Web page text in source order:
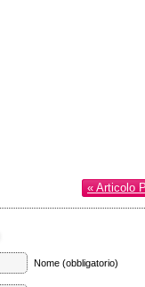
« Articolo
Nome (obbligatorio)